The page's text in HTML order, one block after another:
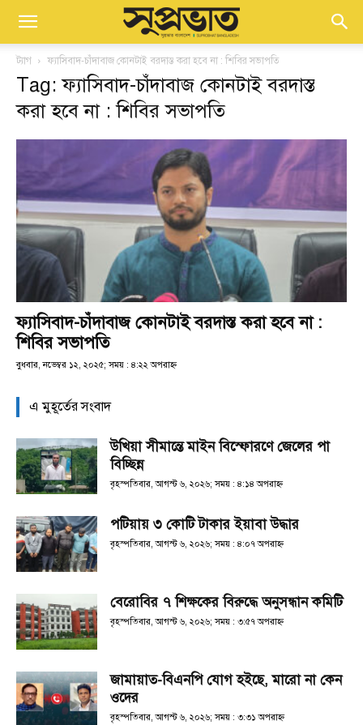
ট্যাগ ফ্যাসিবাদ-চাঁদাবাজ কোনটাই বরদাস্ত করা হবে না : শিবির সভাপতি
Tag: ফ্যাসিবাদ-চাঁদাবাজ কোনটাই বরদাস্ত
করা হবে না : শিবির সভাপতি
ফ্যাসিবাদ-চাঁদাবাজ কোনটাই বরদাস্ত করা হবে না :
শিবির সভাপতি
বুধবার, নভেম্বর ১২, ২০২৫; সময় : ৪:২২ অপরাহ্ণ
এ মুহূর্তের সংবাদ
উখিয়া সীমান্তে মাইন বিস্ফোরণে জেলের পা
বিচ্ছিন্ন
বৃহস্পতিবার, আগস্ট ৬, ২০২৬; সময় : ৪:১৪ অপরাহ্ণ
পটিয়ায় ৩ কোটি টাকার ইয়াবা উদ্ধার
বৃহস্পতিবার, আগস্ট ৬, ২০২৬; সময় : ৪:০৭ অপরাহ্ণ
বেরোবির ৭ শিক্ষকের বিরুদ্ধে অনুসন্ধান কমিটি
বৃহস্পতিবার, আগস্ট ৬, ২০২৬; সময় : ৩:৫৭ অপরাহ্ণ
জামায়াত-বিএনপি যোগ হইছে, মারো না কেন
ওদের
বৃহস্পতিবার, আগস্ট ৬, ২০২৬; সময় : ৩:৩১ অপরাহ্ণ